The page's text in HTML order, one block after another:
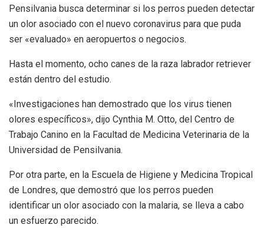
Pensilvania busca determinar si los perros pueden detectar
un olor asociado con el nuevo coronavirus para que puda
ser «evaluado» en aeropuertos o negocios.
Hasta el momento, ocho canes de la raza labrador retriever
están dentro del estudio.
«Investigaciones han demostrado que los virus tienen
olores específicos», dijo Cynthia M. Otto, del Centro de
Trabajo Canino en la Facultad de Medicina Veterinaria de la
Universidad de Pensilvania.
Por otra parte, en la Escuela de Higiene y Medicina Tropical
de Londres, que demostró que los perros pueden
identificar un olor asociado con la malaria, se lleva a cabo
un esfuerzo parecido.